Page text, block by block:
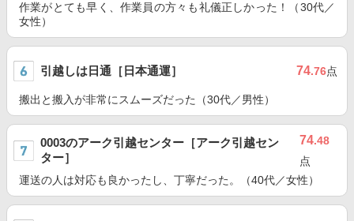
作業がとても早く、作業員の方々も礼儀正しかった！（30代／
女性）
引越しは日通［日本通運］ 74.76点
搬出と搬入が非常にスムーズだった（30代／男性）
0003のアーク引越センター［アーク引越セン
ター］
74.48
点
運送の人は対応も良かったし、丁寧だった。（40代／女性）